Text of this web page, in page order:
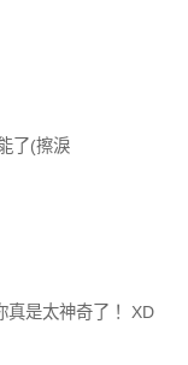
了(擦淚
真是太神奇了！ XD